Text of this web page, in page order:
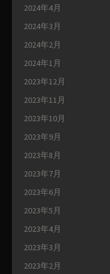
2024年4月
2024年3月
2024年2月
2024年1月
2023年12月
2023年11月
2023年10月
2023年9月
2023年8月
2023年7月
2023年6月
2023年5月
2023年4月
2023年3月
2023年2月